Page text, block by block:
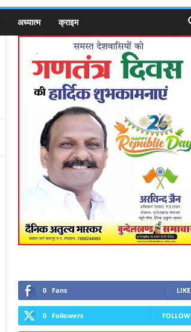
अध्यात्म क्राइम
0 Fans LIKE
0 Followers FOLLOW